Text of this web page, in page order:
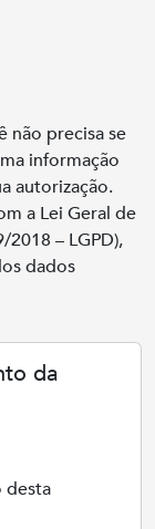
não precisa se
informação
autorização.
a Lei Geral de
2018 – LGPD),
dados
da
desta